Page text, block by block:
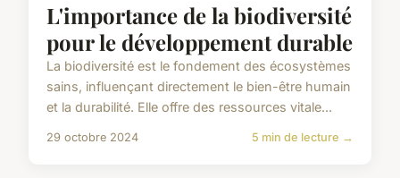
L'importance de la biodiversité
pour le développement durable
La biodiversité est le fondement des écosystèmes
sains, influençant directement le bien-être humain
et la durabilité. Elle offre des ressources vitale...
29 octobre 2024 5 min de lecture →